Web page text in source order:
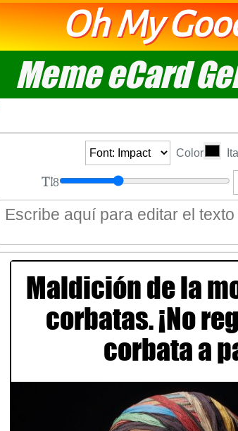
Oh My
Meme eCard
Color
8